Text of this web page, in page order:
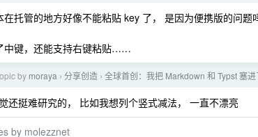
托管的地方好像不能粘贴 key 了， 是因为便携版的问题
中键，还能支持右键粘贴……
by moraya › 分享创造 › 全球首创：我把 Markdown 和 Typst 塞
还挺难研究的， 比如我想列个竖式减法， 一直不漂亮
by molezznet